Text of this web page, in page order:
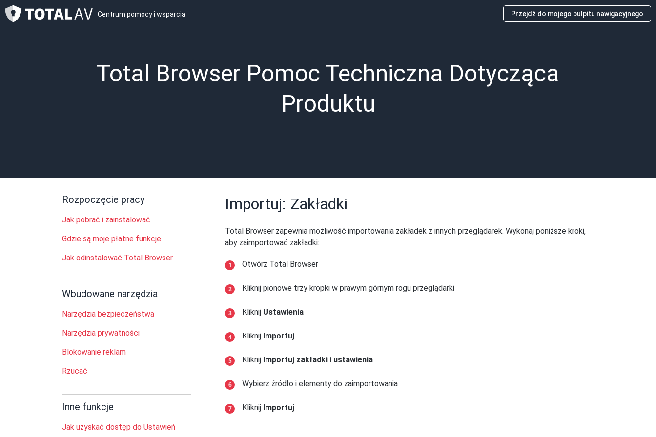
Centrum pomocy i wsparcia Przejdź do mojego pulpitu nawigacyjnego
Total Browser Pomoc Techniczna Dotycząca
Produktu
Rozpoczęcie pracy
Jak pobrać i zainstalować
Gdzie są moje płatne funkcje
Jak odinstalować Total Browser
Wbudowane narzędzia
Narzędzia bezpieczeństwa
Narzędzia prywatności
Blokowanie reklam
Rzucać
Inne funkcje
Jak uzyskać dostęp do Ustawień
Importuj: Zakładki
Total Browser zapewnia możliwość importowania zakładek z innych przeglądarek. Wykonaj poniższe kroki,
aby zaimportować zakładki:
Otwórz Total Browser
Kliknij pionowe trzy kropki w prawym górnym rogu przeglądarki
Kliknij Ustawienia
Kliknij Importuj
Kliknij Importuj zakładki i ustawienia
Wybierz źródło i elementy do zaimportowania
Kliknij Importuj